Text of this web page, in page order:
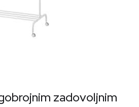
zadovoljnim